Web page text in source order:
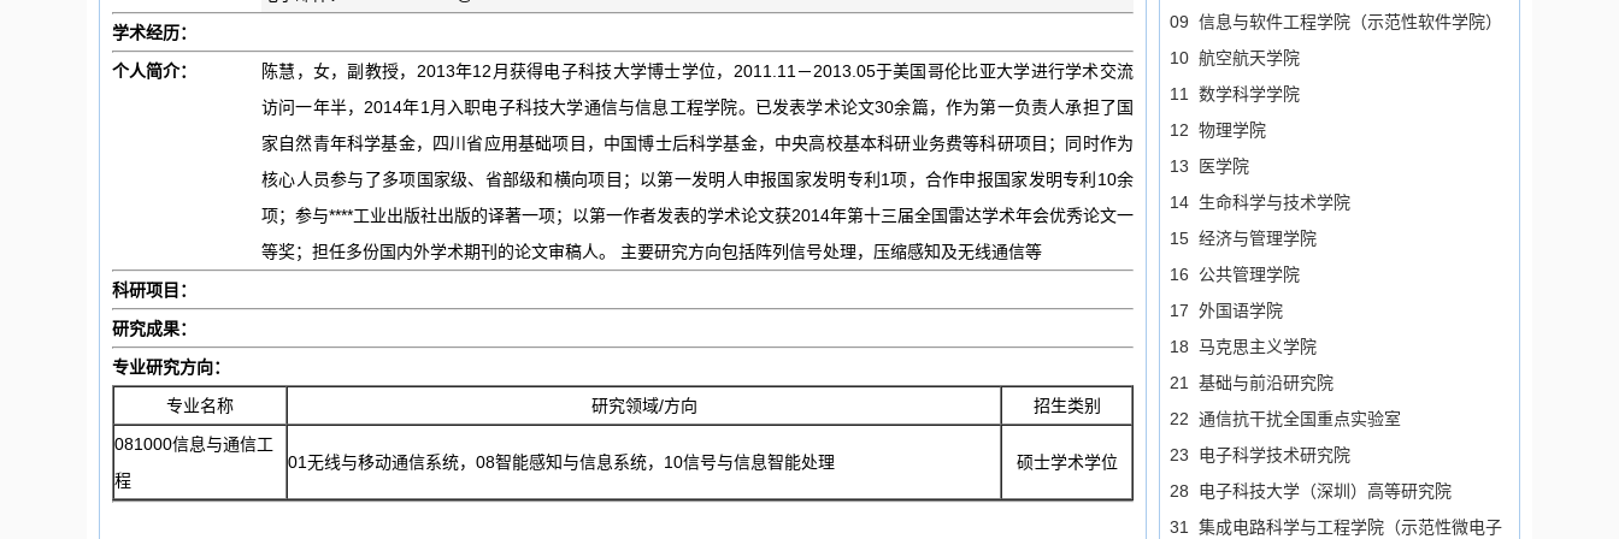
学术经历：
个人简介：
陈慧，女，副教授，2013年12月获得电子科技大学博士学位，2011.11－2013.05于美国哥伦比亚大学进行学术交流
访问一年半，2014年1月入职电子科技大学通信与信息工程学院。已发表学术论文30余篇，作为第一负责人承担了国
家自然青年科学基金，四川省应用基础项目，中国博士后科学基金，中央高校基本科研业务费等科研项目；同时作为
核心人员参与了多项国家级、省部级和横向项目；以第一发明人申报国家发明专利1项，合作申报国家发明专利10余
项；参与****工业出版社出版的译著一项；以第一作者发表的学术论文获2014年第十三届全国雷达学术年会优秀论文一
等奖；担任多份国内外学术期刊的论文审稿人。 主要研究方向包括阵列信号处理，压缩感知及无线通信等
科研项目：
研究成果：
专业研究方向：
专业名称
研究领域/方向
招生类别
081000信息与通信工
程
01无线与移动通信系统，08智能感知与信息系统，10信号与信息智能处理 硕士学术学位
09 信息与软件工程学院（示范性软件学院）
10 航空航天学院
11 数学科学学院
12 物理学院
13 医学院
14 生命科学与技术学院
15 经济与管理学院
16 公共管理学院
17 外国语学院
18 马克思主义学院
21 基础与前沿研究院
22 通信抗干扰全国重点实验室
23 电子科学技术研究院
28 电子科技大学（深圳）高等研究院
31 集成电路科学与工程学院（示范性微电子